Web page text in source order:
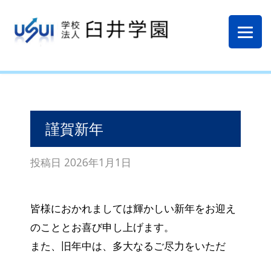
謹賀新年
投稿日 2026年1月1日
皆様におかれましては輝かしい新年をお迎え
のこととお喜び申し上げます。
また、旧年中は、多大なるご尽力をいただ